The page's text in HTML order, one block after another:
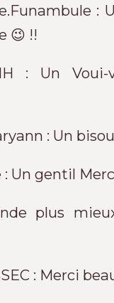
:
😉 !!
: Un Voui-
: Un
: Un gentil
plus
: Merci